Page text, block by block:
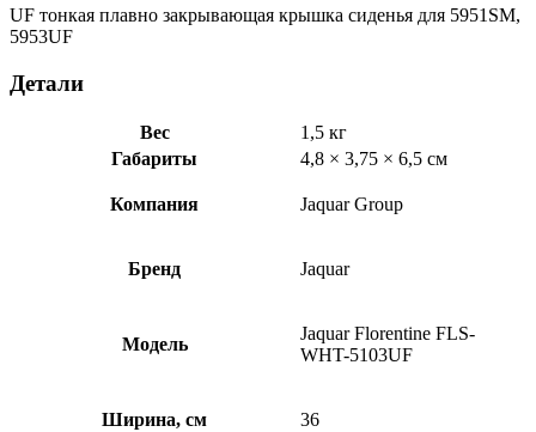
UF тонкая плавно закрывающая крышка сиденья для 5951SM,
5953UF
Детали
Вес
1,5 кг
Габариты
4,8 × 3,75 × 6,5 см
Компания Jaquar Group
Бренд Jaquar
Модель
Jaquar Florentine FLS-
WHT-5103UF
Ширина, см 36